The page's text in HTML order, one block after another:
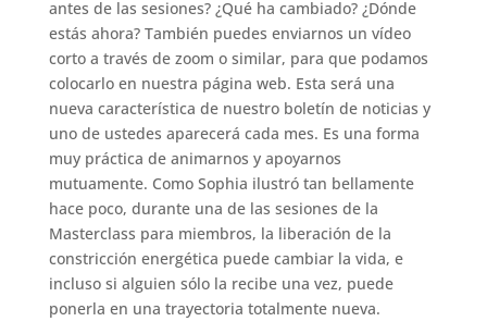
antes de las sesiones? ¿Qué ha cambiado? ¿Dónde
estás ahora? También puedes enviarnos un vídeo
corto a través de zoom o similar, para que podamos
colocarlo en nuestra página web. Esta será una
nueva característica de nuestro boletín de noticias y
uno de ustedes aparecerá cada mes. Es una forma
muy práctica de animarnos y apoyarnos
mutuamente. Como Sophia ilustró tan bellamente
hace poco, durante una de las sesiones de la
Masterclass para miembros, la liberación de la
constricción energética puede cambiar la vida, e
incluso si alguien sólo la recibe una vez, puede
ponerla en una trayectoria totalmente nueva.